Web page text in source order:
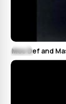
Mos Def and